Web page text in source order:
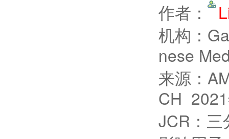
作者：
机构：
nese
来源：
CH
JCR：三